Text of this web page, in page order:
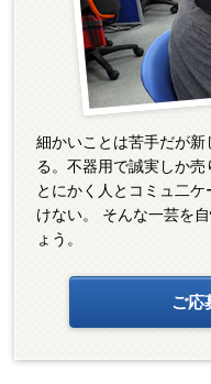
細かいことは苦手だが
る。不器用で誠実しか売
とにかく人とコミュ二
けない。 そんな一芸を
ょう。
ご応